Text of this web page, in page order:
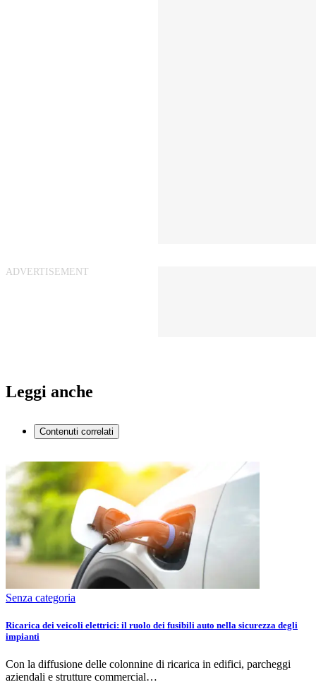
Leggi anche
Contenuti correlati
Senza categoria
Ricarica dei veicoli elettrici: il ruolo dei fusibili auto nella sicurezza degli
impianti
Con la diffusione delle colonnine di ricarica in edifici, parcheggi
aziendali e strutture commercial…